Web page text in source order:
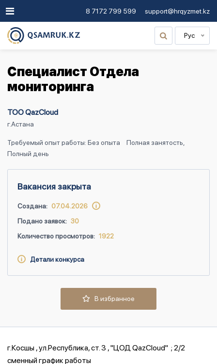
8 7172 799 599 support@hrqyzmet.kz
Рус
Специалист Отдела
мониторинга
ТОО QazCloud
г.Астана
Требуемый опыт работы: Без опыта
Полная занятость,
Полный день
Вакансия закрыта
Создана: 07.04.2026
Подано заявок: 30
Количество просмотров: 1922
Детали конкурса
В избранное
г.Косшы , ул.Республика, ст. 3 , "ЦОД QazCloud" ; 2/2
сменный график работы